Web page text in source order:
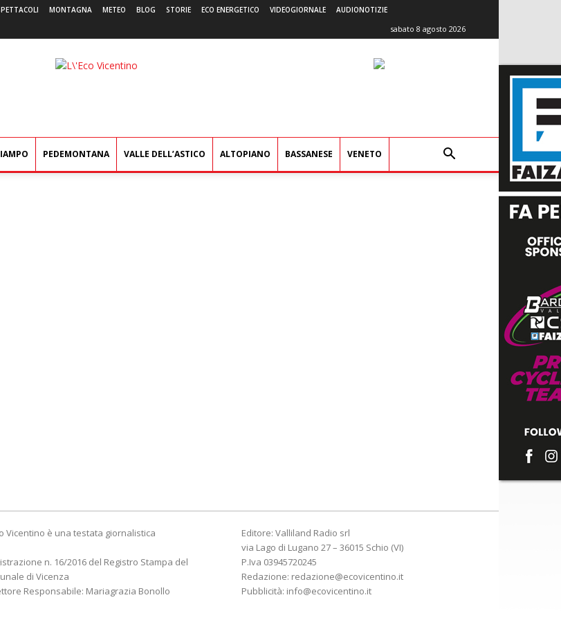
MONTAGNA METEO BLOG STORIE ECO ENERGETICO VIDEOGIORNALE AUDIONOTIZIE
sabato 8 agosto 2026
L'Eco
PEDEMONTANA VALLE DELL’ASTICO ALTOPIANO BASSANESE VENETO
Vicentino è una testata giornalistica
n. 16/2016 del Registro Stampa del
di Vicenza
Responsabile: Mariagrazia Bonollo
Editore: Valliland Radio srl
via Lago di Lugano 27 – 36015 Schio (VI)
P.Iva 03945720245
Redazione: redazione@ecovicentino.it
Pubblicità: info@ecovicentino.it